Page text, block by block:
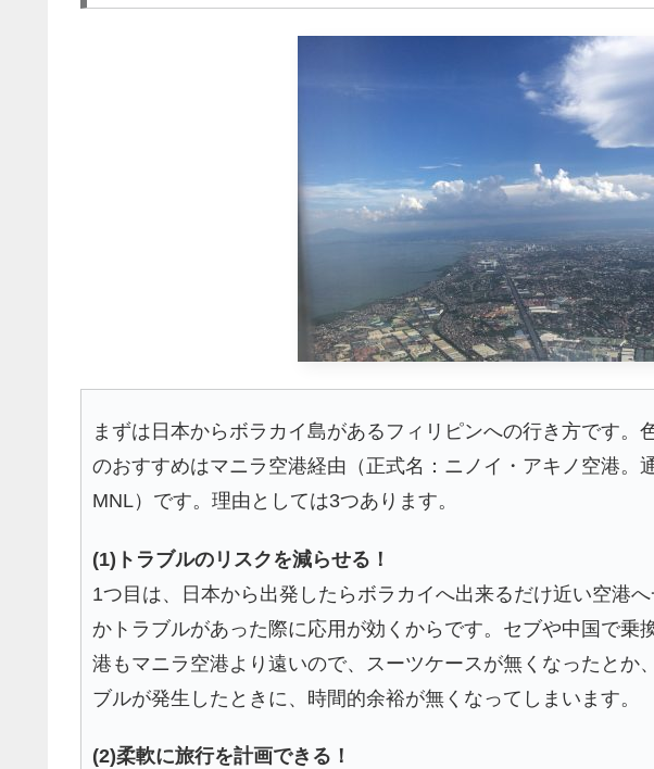
まずは日本からボラカイ島があるフィリピンへの行き方です。
のおすすめはマニラ空港経由（正式名：ニノイ・アキノ空港。
MNL）です。理由としては3つあります。
(1)トラブルのリスクを減らせる！
1つ目は、日本から出発したらボラカイへ出来るだけ近い空港
かトラブルがあった際に応用が効くからです。セブや中国で乗
港もマニラ空港より遠いので、スーツケースが無くなったとか
ブルが発生したときに、時間的余裕が無くなってしまいます。
(2)柔軟に旅行を計画できる！